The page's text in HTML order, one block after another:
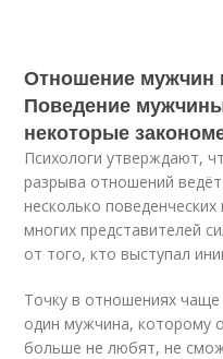
Отношение
Поведение
некоторые
Психологи утверждают,
разрыва отношений
несколько
многих представителей
от того, кто выступал
Точку в отношениях
один мужчина, которому
больше не любят, не